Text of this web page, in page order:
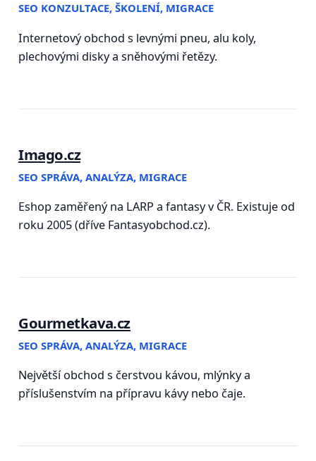
SEO KONZULTACE, ŠKOLENÍ, MIGRACE
Internetový obchod s levnými pneu, alu koly,
plechovými disky a sněhovými řetězy.
Imago.cz
SEO SPRÁVA, ANALÝZA, MIGRACE
Eshop zaměřený na LARP a fantasy v ČR. Existuje od
roku 2005 (dříve Fantasyobchod.cz).
Gourmetkava.cz
SEO SPRÁVA, ANALÝZA, MIGRACE
Největší obchod s čerstvou kávou, mlýnky a
příslušenstvím na přípravu kávy nebo čaje.